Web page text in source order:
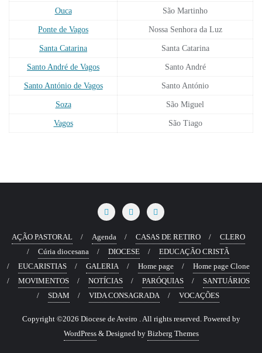
Ouca São Martinho
Ponte de Vagos Nossa Senhora da Luz
Santa Catarina Santa Catarina
Santo André de Vagos Santo André
Santo António de Vagos Santo António
Soza São Miguel
Vagos São Tiago
AÇÃO PASTORAL Agenda CASAS DE RETIRO
CLERO
Cúria diocesana
DIOCESE
EDUCAÇÃO CRISTÃ
EUCARISTIAS
GALERIA Home page
Home page Clone
MOVIMENTOS
NOTÍCIAS PARÓQUIAS
SANTUÁRIOS
SDAM
VIDA CONSAGRADA VOCAÇÕES
Copyright ©2026 Diocese de Aveiro . All rights reserved. Powered by
WordPress & Designed by Bizberg Themes